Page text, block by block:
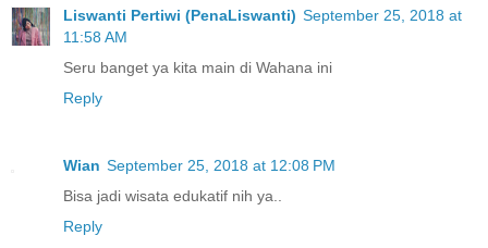
Liswanti Pertiwi (PenaLiswanti) September 25, 2018 at
11:58 AM
Seru banget ya kita main di Wahana ini
Reply
Wian September 25, 2018 at 12:08 PM
Bisa jadi wisata edukatif nih ya..
Reply